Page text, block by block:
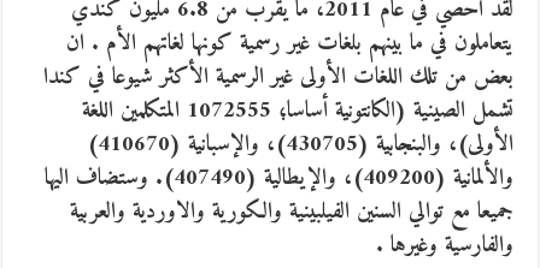
لقد احصي في عام 2011، ما يقرب من 6.8 مليون كندي
يتعاملون في ما بينهم بلغات غير رسمية كونها لغاتهم الأم . ان
بعض من تلك اللغات الأولى غير الرسمية الأكثر شيوعا في كندا
تشمل الصينية (الكانتونية أساسا؛ 1072555 المتكلمين اللغة
الأولى)، والبنجابية (430705)، والإسبانية (410670)
والألمانية (409200)، والإيطالية (407490). وستضاف اليها
جميعا مع توالي السنين الفيلبينية والكورية والاوردية والعربية
والفارسية وغيرها .